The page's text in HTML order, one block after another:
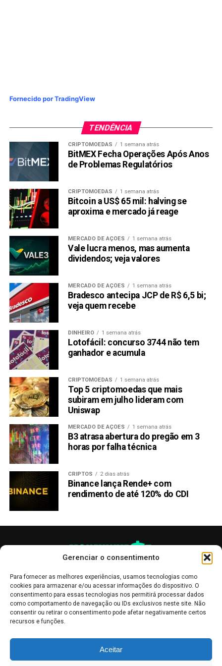
Gerenciar o consentimento
Para fornecer as melhores experiências, usamos tecnologias como
cookies para armazenar e/ou acessar informações do dispositivo. O
consentimento para essas tecnologias nos permitirá processar dados
como comportamento de navegação ou IDs exclusivos neste site. Não
consentir ou retirar o consentimento pode afetar negativamente certos
recursos e funções.
Aceitar
Fornecido por TradingView
TENDÊNCIA
CRIPTOMOEDAS 1 semana atrás
BitMEX Fecha Operações Após Anos
de Problemas Regulatórios
CRIPTOMOEDAS 1 semana atrás
Bitcoin a US$ 65 mil: halving se
aproxima e mercado já reage
MERCADO DE AÇÕES 1 semana atrás
Vale lucra menos, mas aumenta
dividendos; veja valores
MERCADO DE AÇÕES 1 semana atrás
Bradesco antecipa JCP de R$ 6,5 bi;
veja quem recebe
DINHEIRO 1 semana atrás
Lotofácil: concurso 3744 não tem
ganhador e acumula
CRIPTOMOEDAS 1 semana atrás
Top 5 criptomoedas que mais
subiram em julho lideram com
Uniswap
MERCADO DE AÇÕES 1 semana atrás
B3 atrasa abertura do pregão em 3
horas por falha técnica
CRIPTOS 2 dias atrás
Binance lança Rende+ com
rendimento de até 120% do CDI
informativo, servindo como boletins de divulgação, e não devem ser
interpretadas como recomendações de investimento.Leia mais